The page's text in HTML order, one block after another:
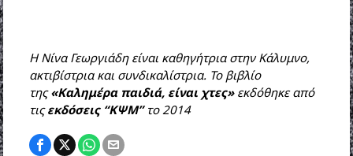
Η Νίνα Γεωργιάδη είναι καθηγήτρια στην Κάλυμνο,
ακτιβίστρια και συνδικαλίστρια. Το βιβλίο
της«Καλημέρα παιδιά, είναι χτες» εκδόθηκε από
τιςεκδόσεις “ΚΨΜ” το 2014